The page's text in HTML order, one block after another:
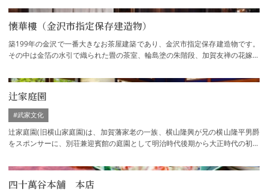
懐華樓（金沢市指定保存建造物）
築199年の金沢で一番大きなお茶屋建築であり、金沢市指定保存建造物です。
その中は金箔の水引で織られた畳の茶室、輪島塗の朱階段、加賀友禅の花嫁暖
辻家庭園
辻家庭園(旧横山家庭園)は、加賀藩家老の一族、横山隆興が兄の横山隆平男爵
をスポンサーに、別荘兼迎賓館の庭園として明治時代後期から大正時代の初期
#武家文化
四十萬谷本舗 本店